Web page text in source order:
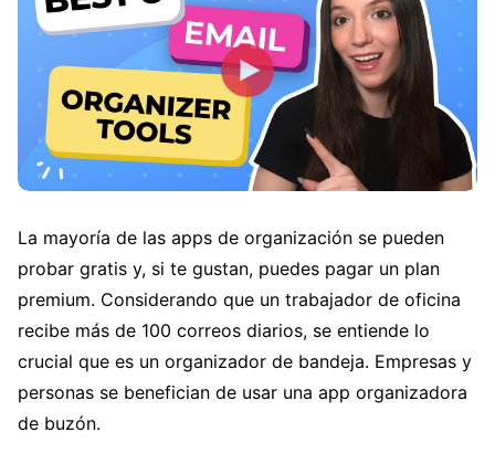
La mayoría de las apps de organización se pueden
probar gratis y, si te gustan, puedes pagar un plan
premium. Considerando que un trabajador de oficina
recibe más de 100 correos diarios, se entiende lo
crucial que es un organizador de bandeja. Empresas y
personas se benefician de usar una app organizadora
de buzón.